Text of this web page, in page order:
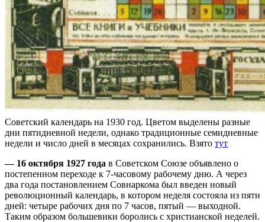
Советский календарь на 1930 год. Цветом выделены разные
дни пятидневной недели, однако традиционные семидневные
недели и число дней в месяцах сохранились. Взято тут
— 16 октября 1927 года в Советском Союзе объявлено о
постепенном переходе к 7-часовому рабочему дню. А через
два года постановлением Совнаркома был введен новый
революционный календарь, в котором неделя состояла из пяти
дней: четыре рабочих дня по 7 часов, пятый — выходной.
Таким образом большевики боролись с христианской неделей.